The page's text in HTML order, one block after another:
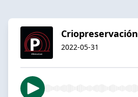
Criopreservación
2022-05-31